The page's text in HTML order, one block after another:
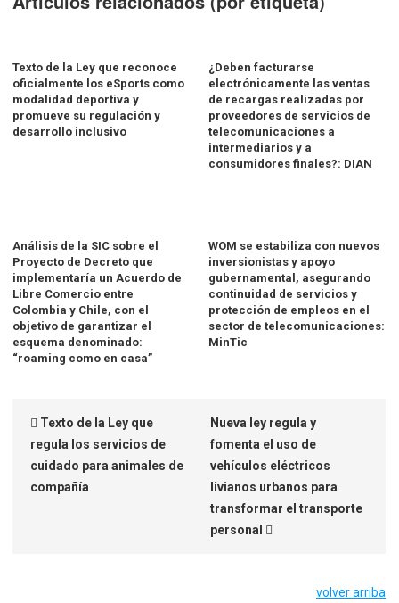
Texto de la Ley que reconoce
oficialmente los eSports como
modalidad deportiva y
promueve su regulación y
desarrollo inclusivo
¿Deben facturarse
electrónicamente las ventas
de recargas realizadas por
proveedores de servicios de
telecomunicaciones a
intermediarios y a
consumidores finales?: DIAN
Análisis de la SIC sobre el
Proyecto de Decreto que
implementaría un Acuerdo de
Libre Comercio entre
Colombia y Chile, con el
objetivo de garantizar el
esquema denominado:
“roaming como en casa”
WOM se estabiliza con nuevos
inversionistas y apoyo
gubernamental, asegurando
continuidad de servicios y
protección de empleos en el
sector de telecomunicaciones:
MinTic
Texto de la Ley que
regula los servicios de
cuidado para animales de
compañía
Nueva ley regula y
fomenta el uso de
vehículos eléctricos
livianos urbanos para
transformar el transporte
personal
volver arriba